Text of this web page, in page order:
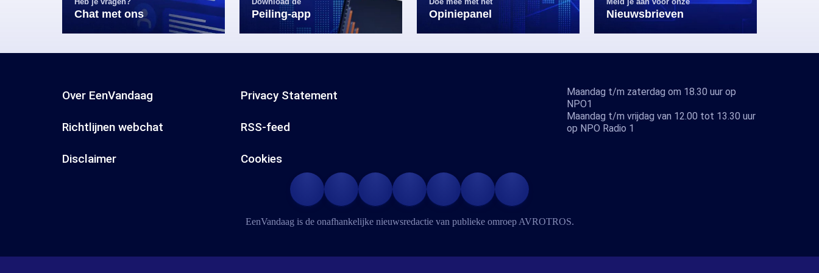
Chat met ons Peiling-app Opiniepanel Nieuwsbrieven
Over EenVandaag Privacy Statement
Richtlijnen webchat RSS-feed
Disclaimer Cookies
Maandag t/m zaterdag om 18.30 uur op
NPO1
Maandag t/m vrijdag van 12.00 tot 13.30 uur
op NPO Radio 1
EenVandaag is de onafhankelijke nieuwsredactie van publieke omroep AVROTROS.